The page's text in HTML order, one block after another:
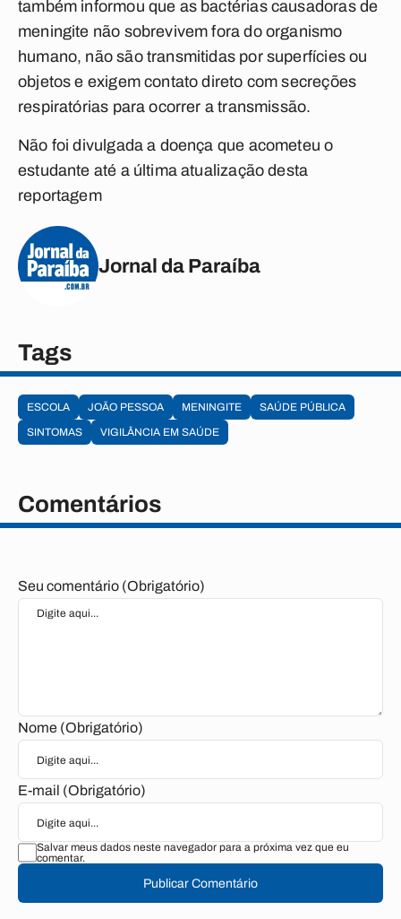
também informou que as bactérias causadoras de
meningite não sobrevivem fora do organismo
humano, não são transmitidas por superfícies ou
objetos e exigem contato direto com secreções
respiratórias para ocorrer a transmissão.
Não foi divulgada a doença que acometeu o
estudante até a última atualização desta
reportagem
Jornal da Paraíba
Tags
ESCOLA JOÃO PESSOA MENINGITE
SAÚDE PÚBLICA
SINTOMAS
VIGILÂNCIA EM SAÚDE
Comentários
Seu comentário (Obrigatório)
Nome (Obrigatório)
E-mail (Obrigatório)
Salvar meus dados neste navegador para a próxima vez que eu
comentar.
Publicar Comentário